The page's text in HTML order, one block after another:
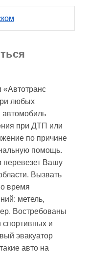
«Автотранс
любых
автомобиль
при ДТП или
по причине
помощь.
перевезет Вашу
Вызвать
время
метель,
Востребованы
спортивных и
эвакуатор
авто на